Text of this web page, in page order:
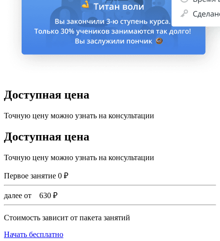
Доступная цена
Точную цену можно узнать на консультации
Доступная цена
Точную цену можно узнать на консультации
Первое занятие 0 ₽
далее от 630 ₽
Стоимость зависит от пакета занятий
Начать бесплатно